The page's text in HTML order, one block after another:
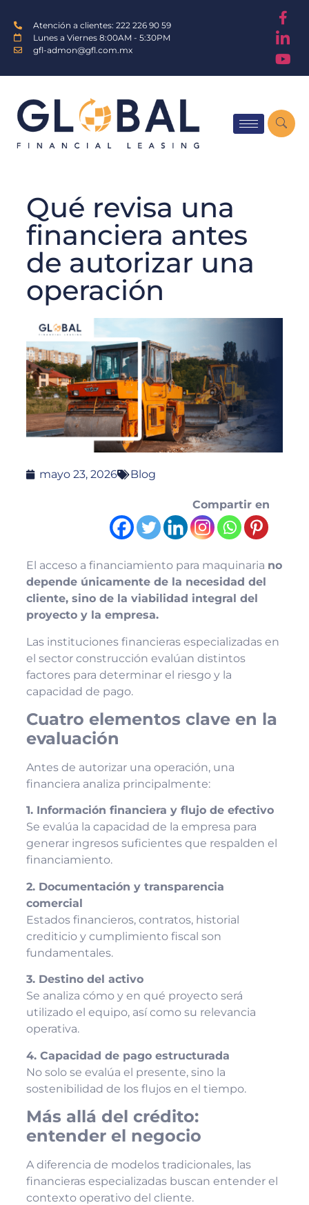
Atención a clientes: 222 226 90 59
Lunes a Viernes 8:00AM - 5:30PM
gfl-admon@gfl.com.mx
Qué revisa una
financiera antes
de autorizar una
operación
mayo 23, 2026 Blog
Compartir en
El acceso a financiamiento para maquinaria no
depende únicamente de la necesidad del
cliente, sino de la viabilidad integral del
proyecto y la empresa.
Las instituciones financieras especializadas en
el sector construcción evalúan distintos
factores para determinar el riesgo y la
capacidad de pago.
Cuatro elementos clave en la
evaluación
Antes de autorizar una operación, una
financiera analiza principalmente:
1. Información financiera y flujo de efectivo
Se evalúa la capacidad de la empresa para
generar ingresos suficientes que respalden el
financiamiento.
2. Documentación y transparencia
comercial
Estados financieros, contratos, historial
crediticio y cumplimiento fiscal son
fundamentales.
3. Destino del activo
Se analiza cómo y en qué proyecto será
utilizado el equipo, así como su relevancia
operativa.
4. Capacidad de pago estructurada
No solo se evalúa el presente, sino la
sostenibilidad de los flujos en el tiempo.
Más allá del crédito:
entender el negocio
A diferencia de modelos tradicionales, las
financieras especializadas buscan entender el
contexto operativo del cliente.